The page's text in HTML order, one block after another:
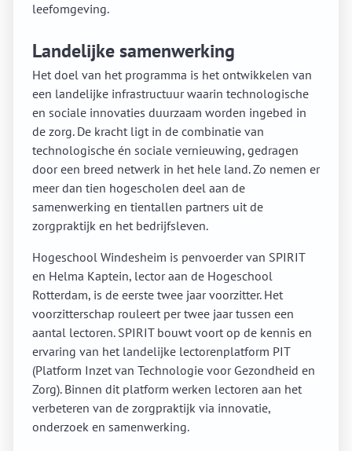
leefomgeving.
Landelijke samenwerking
Het doel van het programma is het ontwikkelen van
een landelijke infrastructuur waarin technologische
en sociale innovaties duurzaam worden ingebed in
de zorg. De kracht ligt in de combinatie van
technologische én sociale vernieuwing, gedragen
door een breed netwerk in het hele land. Zo nemen er
meer dan tien hogescholen deel aan de
samenwerking en tientallen partners uit de
zorgpraktijk en het bedrijfsleven.
Hogeschool Windesheim is penvoerder van SPIRIT
en Helma Kaptein, lector aan de Hogeschool
Rotterdam, is de eerste twee jaar voorzitter. Het
voorzitterschap rouleert per twee jaar tussen een
aantal lectoren. SPIRIT bouwt voort op de kennis en
ervaring van het landelijke lectorenplatform PIT
(Platform Inzet van Technologie voor Gezondheid en
Zorg). Binnen dit platform werken lectoren aan het
verbeteren van de zorgpraktijk via innovatie,
onderzoek en samenwerking.